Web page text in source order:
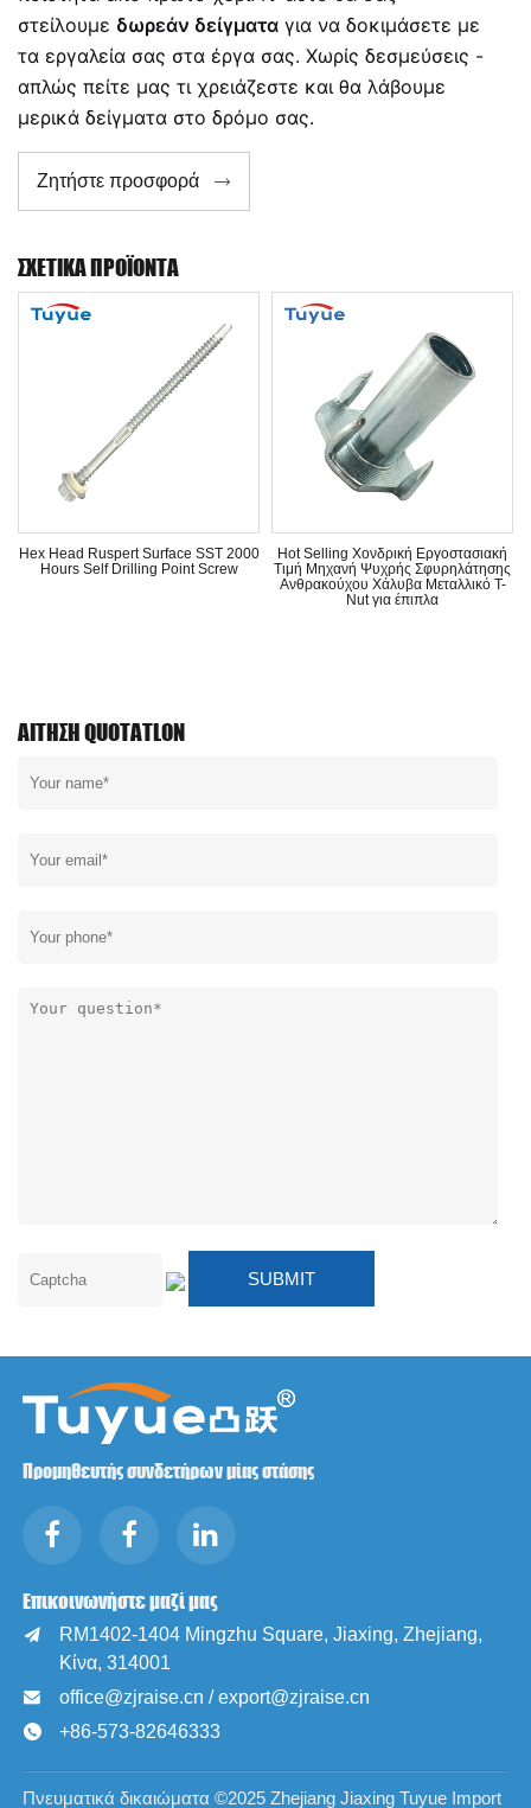
στείλουμε δωρεάν δείγματα για να δοκιμάσετε με
τα εργαλεία σας στα έργα σας. Χωρίς δεσμεύσεις -
απλώς πείτε μας τι χρειάζεστε και θα λάβουμε
μερικά δείγματα στο δρόμο σας.
Ζητήστε προσφορά 
ΣΧΕΤΙΚΆ ΠΡΟΪΌΝΤΑ
Hex Head Ruspert Surface SST 2000
Hours Self Drilling Point Screw
Hot Selling Χονδρική Εργοστασιακή
Τιμή Μηχανή Ψυχρής Σφυρηλάτησης
Ανθρακούχου Χάλυβα Μεταλλικό T-
Nut για έπιπλα
ΑΊΤΗΣΗ QUOTATLON
Προμηθευτής συνδετήρων μίας στάσης
Επικοινωνήστε μαζί μας

RM1402-1404 Mingzhu Square, Jiaxing, Zhejiang,
Κίνα, 314001
 office@zjraise.cn / export@zjraise.cn
 +86-573-82646333
Πνευματικά δικαιώματα ©2025 Zhejiang Jiaxing Tuyue Import